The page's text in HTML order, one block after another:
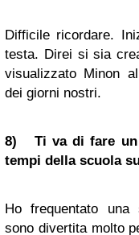
Difficile ricordare.
testa. Direi si sia
visualizzato Minon
dei giorni nostri.
8) Ti va di fare un
tempi della scuola
Ho frequentato una
sono divertita molto